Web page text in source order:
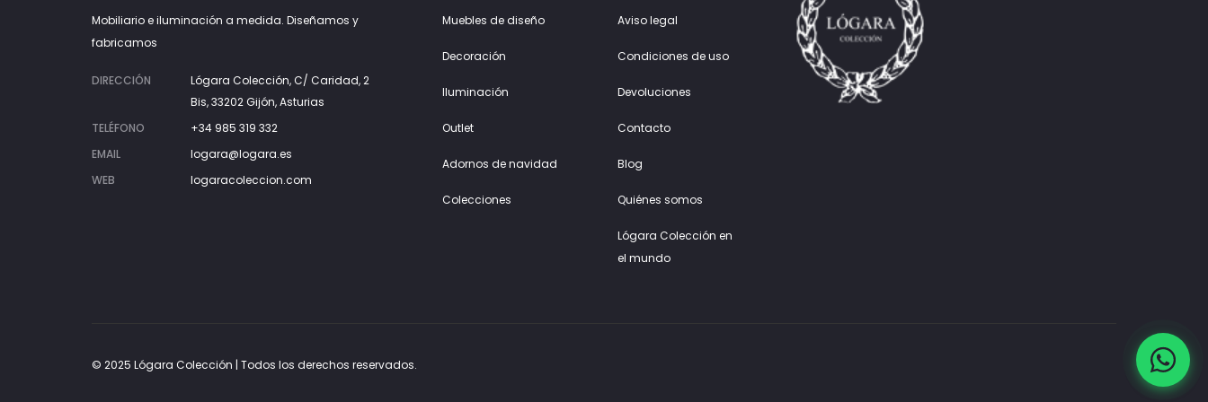
Mobiliario e iluminación a medida. Diseñamos y
fabricamos
DIRECCIÓN
Lógara Colección, C/ Caridad, 2
Bis, 33202 Gijón, Asturias
TELÉFONO
+34 985 319 332
EMAIL
logara@logara.es
WEB
logaracoleccion.com
Muebles de diseño
Decoración
Iluminación
Outlet
Adornos de navidad
Colecciones
Aviso legal
Condiciones de uso
Devoluciones
Contacto
Blog
Quiénes somos
Lógara Colección en
el mundo
© 2025 Lógara Colección | Todos los derechos reservados.